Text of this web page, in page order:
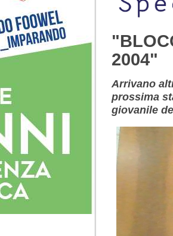
2004"
Arrivano
prossima
giovanile